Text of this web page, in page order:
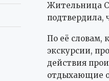
Жительница
подтвердила,
По её словам,
экскурсии,
действия
отдыхающие